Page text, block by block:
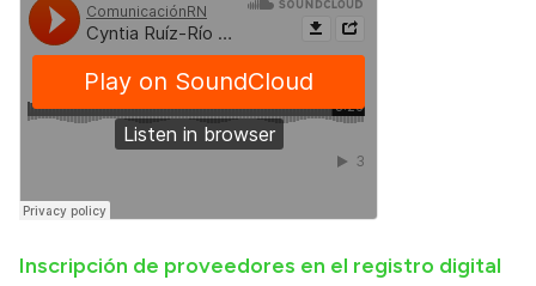
Inscripción de proveedores en el registro digital